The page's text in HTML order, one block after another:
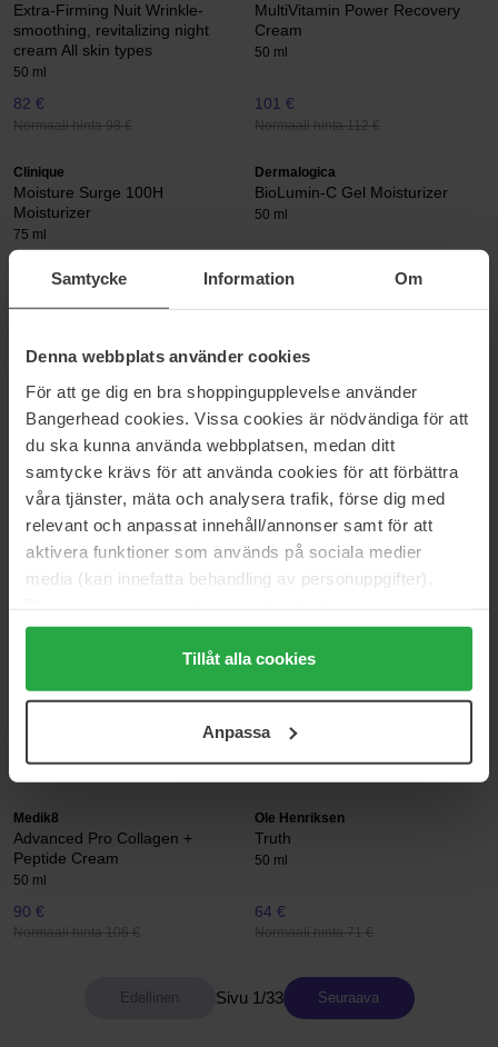
Samtycke Information Om
Denna webbplats använder cookies
För att ge dig en bra shoppingupplevelse använder
Bangerhead cookies. Vissa cookies är nödvändiga för att
du ska kunna använda webbplatsen, medan ditt
samtycke krävs för att använda cookies för att förbättra
våra tjänster, mäta och analysera trafik, förse dig med
relevant och anpassat innehåll/annonser samt för att
aktivera funktioner som används på sociala medier
media (kan innefatta behandling av personuppgifter).
Genom att trycka på "Tillåt alla cookies" accepterar du
alla cookies, medan du under "Detaljer" kan anpassa
användningen av cookies. Du kan när som helst återkalla
samt vår Integritetspolicy.
Tillåt alla cookies
Anpassa
Extra-Firming Nuit Wrinkle-
smoothing, revitalizing night
cream All skin types
50 ml
82 €
Normaali hinta 98 €
MultiVitamin Power Recovery
Cream
50 ml
101 €
Normaali hinta 112 €
Clinique
Moisture Surge 100H
Moisturizer
75 ml
Normaali hinta 57 €
Dermalogica
BioLumin-C Gel Moisturizer
50 ml
Normaali hinta 86 €
Super Restorative Night Cream
101 €
Normaali hinta 117 €
Hydra-Essentiel SPF15
Cream
50 ml
48 €
Normaali hinta 53 €
Daily Defence Face Mousse
SPF50
75 ml
Normaali hinta 35 €
Biolumin-C Heat Aging Protector
SPF50
50 ml
Normaali hinta 103 €
Nordic Hydra Centella Barrier Cream
Medik8
Advanced Pro Collagen +
Peptide Cream
50 ml
90 €
Normaali hinta 106 €
Ole Henriksen
Truth
50 ml
64 €
Normaali hinta 71 €
Sivu 1/33 Seuraava